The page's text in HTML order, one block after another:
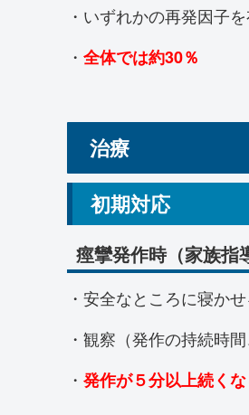
・いずれかの再発因子
・ 全体では約30％
治療
初期対応
痙攣発作時（家族指
・安全なところに寝か
・観察（発作の持続時
・ 発作が５分以上続く